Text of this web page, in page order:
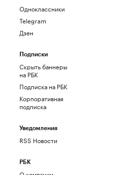
Одноклассники
Telegram
Дзен
Подписки
Скрыть баннеры
на РБК
Подписка на РБК
Корпоративная
подписка
Уведомления
RSS Новости
РБК